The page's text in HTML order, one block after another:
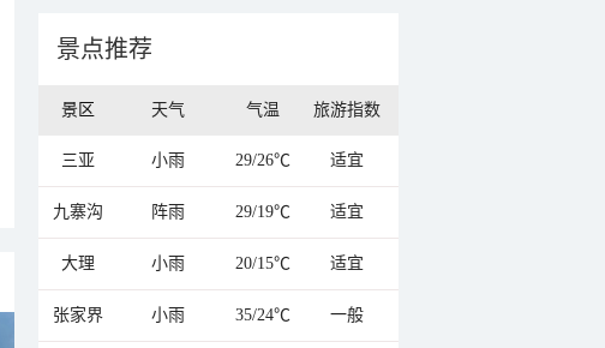
景点推荐
景区 天气 气温 旅游指数
三亚 小雨 29/26℃ 适宜
九寨沟 阵雨 29/19℃ 适宜
大理 小雨 20/15℃ 适宜
张家界 小雨 35/24℃ 一般